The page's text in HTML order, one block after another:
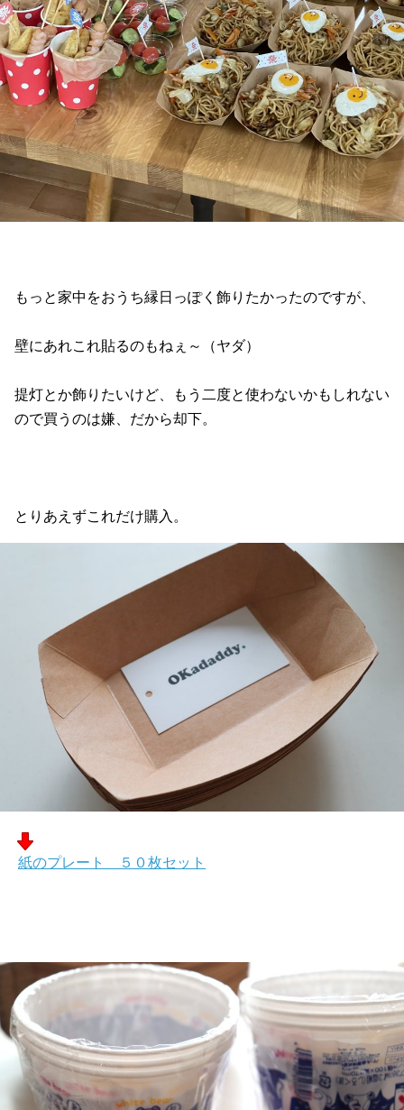
もっと家中をおうち縁日っぽく飾りたかったのですが、
壁にあれこれ貼るのもねぇ～（ヤダ）
提灯とか飾りたいけど、もう二度と使わないかもしれない
ので買うのは嫌、だから却下。
とりあえずこれだけ購入。
紙のプレート ５０枚セット